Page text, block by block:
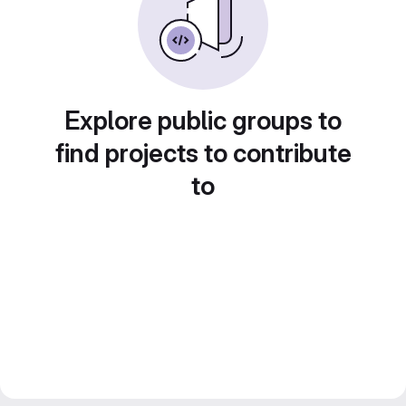
Explore public groups to
find projects to contribute
to